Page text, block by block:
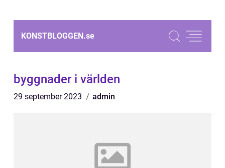
KONSTBLOGGEN.se
byggnader i världen
29 september 2023 admin